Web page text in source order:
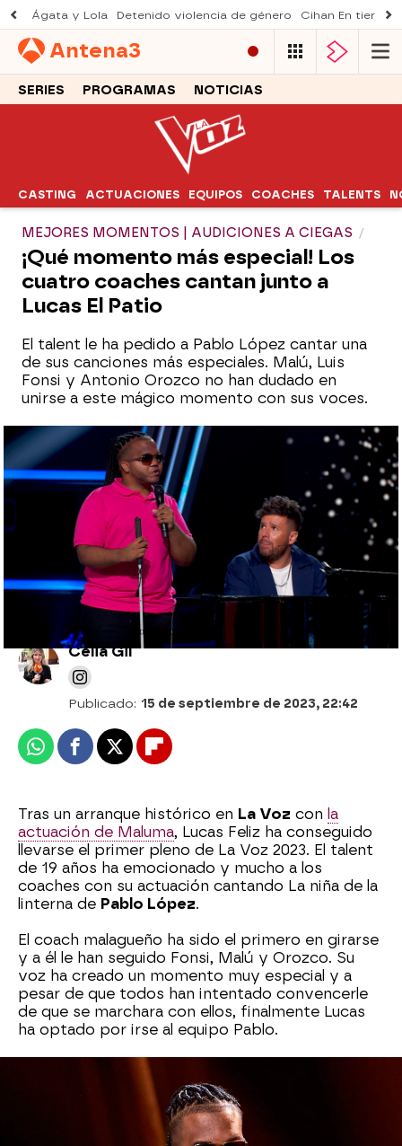
Ágata y Lola Detenido violencia de género Cihan En tierra
Antena3
SERIES PROGRAMAS NOTICIAS
CASTING ACTUACIONES EQUIPOS COACHES TALENTS
MEJORES MOMENTOS | AUDICIONES A CIEGAS
¡Qué momento más especial! Los
cuatro coaches cantan junto a
Lucas El Patio
El talent le ha pedido a Pablo López cantar una
de sus canciones más especiales. Malú, Luis
Fonsi y Antonio Orozco no han dudado en
unirse a este mágico momento con sus voces.
Todas las novedades, horario y días de
emisión de 'La Voz 2023'
Maluma revoluciona a los coaches
cantando Coco loco en La Voz
Celia Gil
Publicado: 15 de septiembre de 2023, 22:42
WhatsappFacebook
X Flipboard
Tras un arranque histórico en La Voz con la
actuación de Maluma, Lucas Feliz ha conseguido
llevarse el primer pleno de La Voz 2023. El talent
de 19 años ha emocionado y mucho a los
coaches con su actuación cantando La niña de la
linterna de Pablo López.
El coach malagueño ha sido el primero en girarse
y a él le han seguido Fonsi, Malú y Orozco. Su
voz ha creado un momento muy especial y a
pesar de que todos han intentado convencerle
de que se marchara con ellos, finalmente Lucas
ha optado por irse al equipo Pablo.
Lucas no ha querido perder la oportunidad y
pedirle a su coach cantar una de sus canciones
más especiales, El Patio.